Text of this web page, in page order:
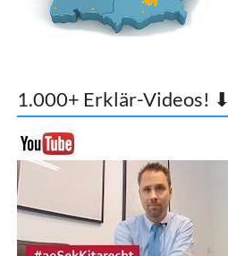
1.000+ Erklär-Videos! ⬇